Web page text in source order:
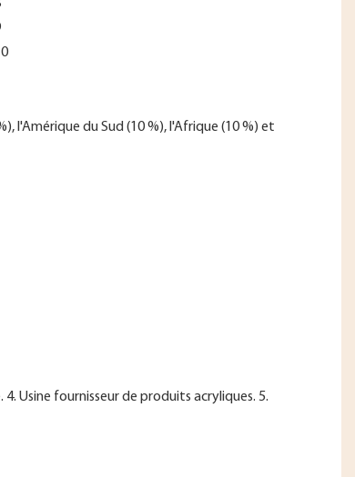
l'Amérique du Sud (10 %), l'Afrique (10 %) et
Usine fournisseur de produits acryliques. 5.